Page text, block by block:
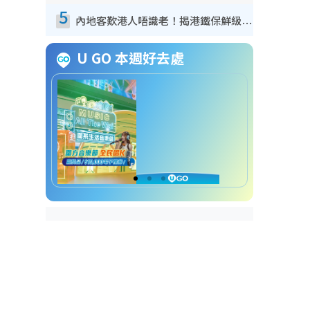
5 內地客歎港人唔識老！揭港鐵保鮮級冷氣 港人求放過：咪投訴
U GO 本週好去處